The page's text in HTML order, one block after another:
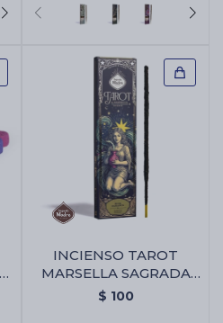
INCIENSO TAROT
MARSELLA SAGRADA
MADRE X6 -
$ 100